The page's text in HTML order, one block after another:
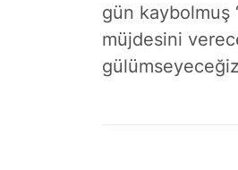
gün kaybolmuş
müjdesini